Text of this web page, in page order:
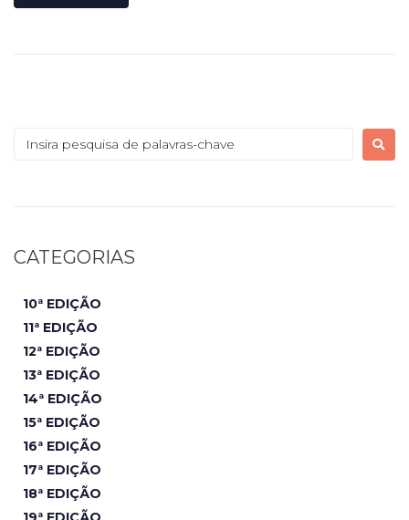
CATEGORIAS
10ª EDIÇÃO
11ª EDIÇÃO
12ª EDIÇÃO
13ª EDIÇÃO
14ª EDIÇÃO
15ª EDIÇÃO
16ª EDIÇÃO
17ª EDIÇÃO
18ª EDIÇÃO